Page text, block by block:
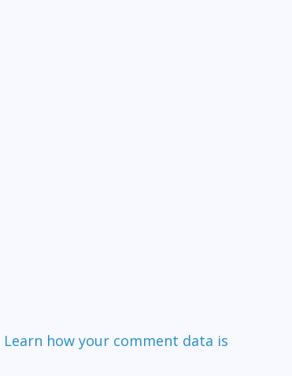
Learn how your comment data is